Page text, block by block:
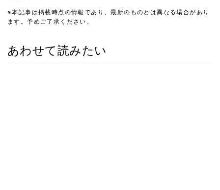
※本記事は掲載時点の情報であり、最新のものとは異なる場合があり
ます。予めご了承ください。
あわせて読みたい